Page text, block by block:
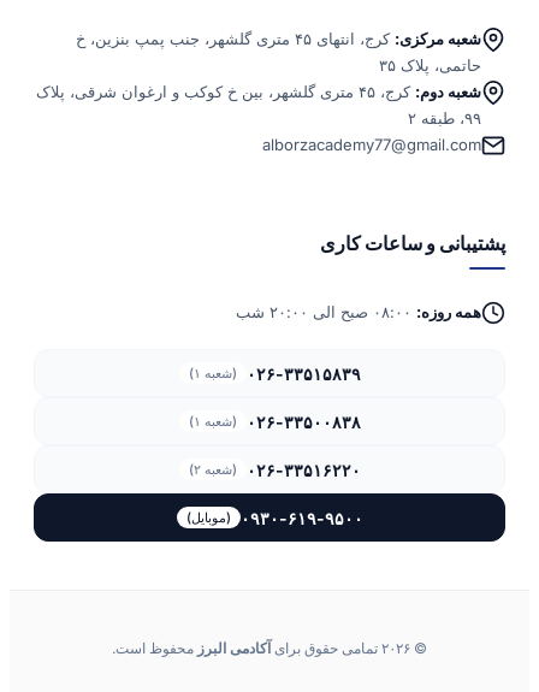
شعبه مرکزی:
کرج، انتهای ۴۵ متری گلشهر، جنب پمپ بنزین، خ
حاتمی، پلاک ۳۵
شعبه دوم:
کرج، ۴۵ متری گلشهر، بین خ کوکب و ارغوان شرقی، پلاک
۹۹، طبقه ۲
alborzacademy77@gmail.com
پشتیبانی و ساعات کاری
همه روزه:
۰۲۶-۳۳۵۱۵۸۳۹ (شعبه ۱)
۰۲۶-۳۳۵۰۰۸۳۸ (شعبه ۱)
۰۲۶-۳۳۵۱۶۲۲۰ (شعبه ۲)
۰۹۳۰-۶۱۹-۹۵۰۰ (موبایل)
© ۲۰۲۶ تمامی حقوق برای آکادمی البرز محفوظ است.